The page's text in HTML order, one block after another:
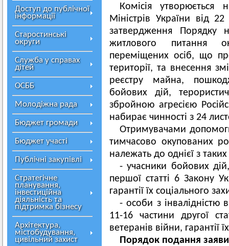
Доступ до публічної
інформації
Старостинські
округи
Служба у справах
дітей
ОСББ
Молодіжна рада
Бюджет громади
Бюджет участі
Публічні закупівлі
Стратегічне
планування,
інвестиційна
діяльність та
підтримка бізнесу
Архітектура,
містобудування,
цивільний захист
Комісія утворюється
Міністрів України від
затвердження Порядку
житлового питання
переміщених осіб, що
території, та внесення
реєстру майна,
бойових дій,
збройною агресією
набирає чинності з 24
Отримувачами
тимчасово окупованих
належать до однієї з таких
- учасники бойових
першої статті 6 Закону
гарантії їх соціального
- особи з інвалідністю
11-16 частини другої
ветеранів війни, гарантії
Порядок подання заяви